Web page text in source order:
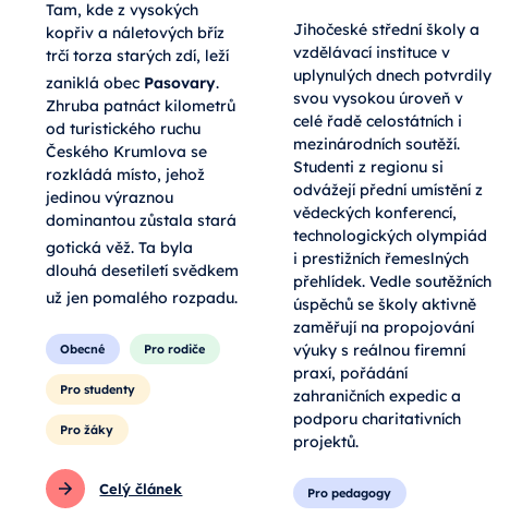
Tam, kde z vysokých
kopřiv a náletových bříz
trčí torza starých zdí, leží
zaniklá obec Pasovary.
Zhruba patnáct kilometrů
od turistického ruchu
Českého Krumlova se
rozkládá místo, jehož
jedinou výraznou
dominantou zůstala stará
gotická věž. Ta byla
dlouhá desetiletí svědkem
už jen pomalého rozpadu.
Obecné Pro rodiče
Pro studenty
Pro žáky
Celý článek
Jihočeské střední školy a
vzdělávací instituce v
uplynulých dnech potvrdily
svou vysokou úroveň v
celé řadě celostátních i
mezinárodních soutěží.
Studenti z regionu si
odvážejí přední umístění z
vědeckých konferencí,
technologických olympiád
i prestižních řemeslných
přehlídek. Vedle soutěžních
úspěchů se školy aktivně
zaměřují na propojování
výuky s reálnou firemní
praxí, pořádání
zahraničních expedic a
podporu charitativních
projektů.
Pro pedagogy